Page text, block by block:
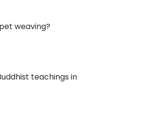
weaving?
teachings in